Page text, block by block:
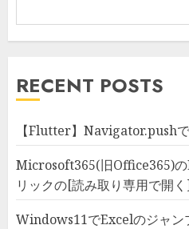
RECENT POSTS
【Flutter】Navigator.push
Microsoft365(旧Office365)
リックの[読み取り専用で開
Windows11でExcelのジャン